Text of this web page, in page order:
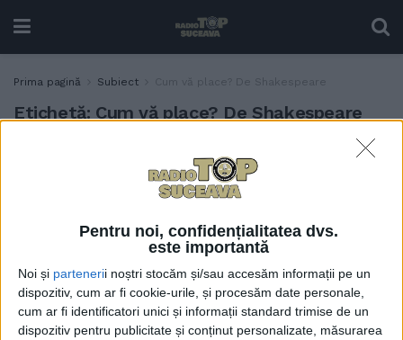
Pentru noi, confidențialitatea dvs.
este importantă
Noi și partenerii noștri stocăm și/sau accesăm informații pe un
dispozitiv, cum ar fi cookie-urile, și procesăm date personale,
cum ar fi identificatori unici și informații standard trimise de un
dispozitiv pentru publicitate și conținut personalizate, măsurarea
Prima pagină Subiect Cum vă place? De Shakespeare
Etichetă: Cum vă place? De Shakespeare
”Vă plac” teatrul? La
Suceava, ”Cum vă place”
este ”Cum le place”